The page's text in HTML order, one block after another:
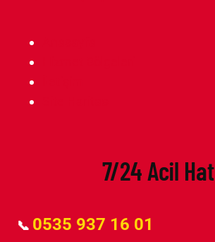
7/24 Acil Hat
📞 0535 937 16 01